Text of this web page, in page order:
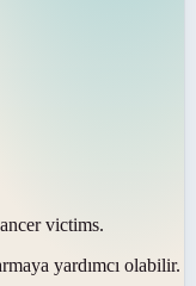
victims.
yardımcı olabilir.